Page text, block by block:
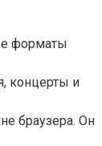
форматы
концерты и
браузера. Он